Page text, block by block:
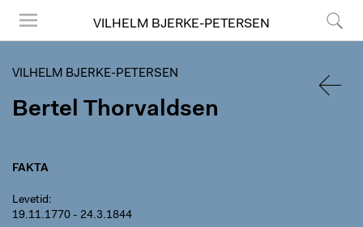
VILHELM BJERKE-PETERSEN
VILHELM BJERKE-PETERSEN
Bertel Thorvaldsen
FAKTA
Levetid
19.11.1770 - 24.3.1844